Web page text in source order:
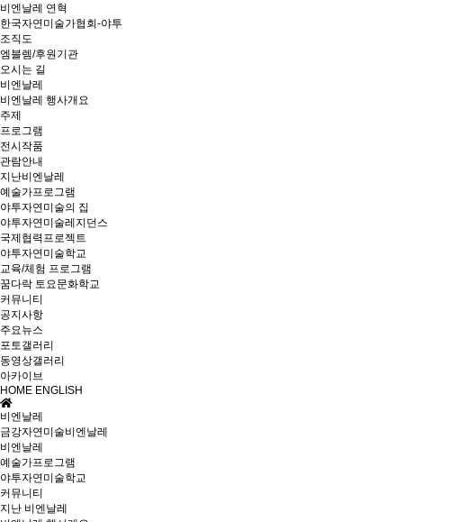
비엔날레 연혁
한국자연미술가협회-야투
조직도
엠블렘/후원기관
오시는 길
비엔날레
비엔날레 행사개요
주제
프로그램
전시작품
관람안내
지난비엔날레
예술가프로그램
야투자연미술의 집
야투자연미술레지던스
국제협력프로젝트
야투자연미술학교
교육/체험 프로그램
꿈다락 토요문화학교
커뮤니티
공지사항
주요뉴스
포토갤러리
동영상갤러리
아카이브
HOME ENGLISH
비엔날레
금강자연미술비엔날레
비엔날레
예술가프로그램
야투자연미술학교
커뮤니티
지난 비엔날레